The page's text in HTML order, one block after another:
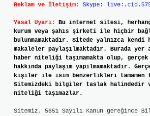
Reklam ve İletişim: Skype:
Yasal Uyarı:
Bu internet sitesi,
kurum veya şahıs şirketi ile hiçbir
bulunmamaktadır. Sitede yalnızca kendi
makaleler paylaşılmaktadır. Burada
haber niteliği taşımamakta olup,
hakkında paylaşım yapılmamaktadır.
kişiler ile isim benzerlikleri tamamen
Sitemizdeki bilgiler taslak halindedir
niteliği taşımazlar.
Sitemiz, 5651 Sayılı Kanun gereğince